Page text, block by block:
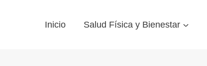
Inicio Salud Física y Bienestar